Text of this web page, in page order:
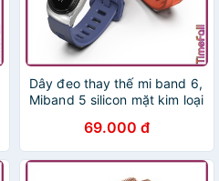
Dây đeo thay thế mi band 6,
Miband 5 silicon mặt kim loại
đeo mi band 5, miband 6
MIJOBS
69.000 đ